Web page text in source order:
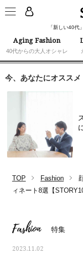
「新しい40代
Aging Fashion
40代からの大人オシャレ
今、あなたにオススメ
TOP Fashion
ィネート8選【
Fashion 特集
2023.11.02